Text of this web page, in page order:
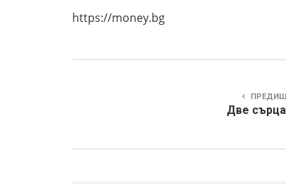
https://money.bg
Две